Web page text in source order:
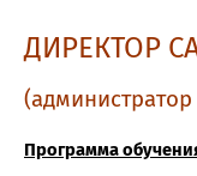
ДИРЕКТОР
Программа